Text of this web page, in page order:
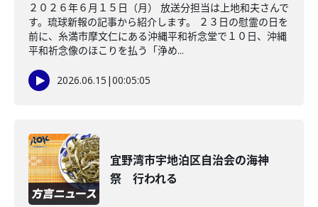
２０２６年６月１５日（月） 放送分担当は上地和夫さんで
す。琉球新報の記事から紹介します。 ２３日の慰霊の日を
前に、糸満市摩文仁にある沖縄平和祈念堂で１０日、沖縄
平和祈念像のほこりを払う「浄め...
2026.06.15 |00:05:05
宜野湾市宇地泊区自治会の海神
祭 行われる